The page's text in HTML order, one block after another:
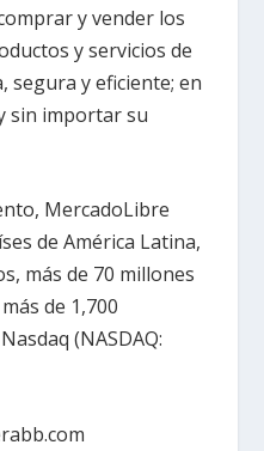
y vender los
y servicios de
segura y eficiente; en
sin importar su
MercadoLibre
de América Latina,
más de 70 millones
de 1,700
(NASDAQ: